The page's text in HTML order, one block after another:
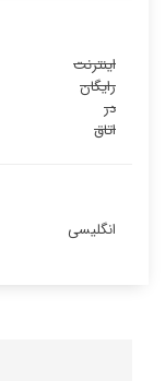
اینترنت
رایگان
در
اتاق
انگلیسی